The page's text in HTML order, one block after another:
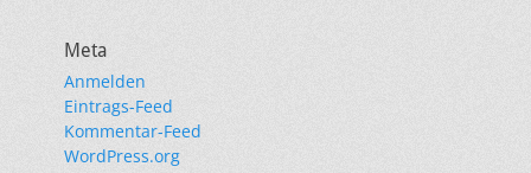
Meta
Anmelden
Eintrags-Feed
Kommentar-Feed
WordPress.org